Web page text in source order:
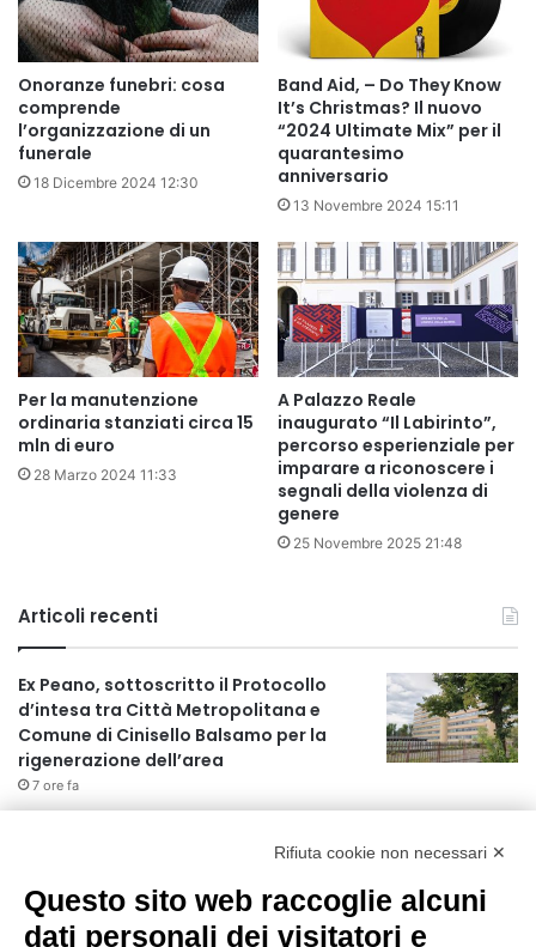
Onoranze funebri: cosa
comprende
l’organizzazione di un
funerale
18 Dicembre 2024 12:30
Band Aid, – Do They Know
It’s Christmas? Il nuovo
“2024 Ultimate Mix” per il
quarantesimo
anniversario
13 Novembre 2024 15:11
Per la manutenzione
ordinaria stanziati circa 15
mln di euro
28 Marzo 2024 11:33
A Palazzo Reale
inaugurato “Il Labirinto”,
percorso esperienziale per
imparare a riconoscere i
segnali della violenza di
genere
25 Novembre 2025 21:48
Articoli recenti
Ex Peano, sottoscritto il Protocollo
d’intesa tra Città Metropolitana e
Comune di Cinisello Balsamo per la
rigenerazione dell’area
7 ore fa
Ex mercato Selinunte, via libera alle
Rifiuta cookie non necessari ✕
Questo sito web raccoglie alcuni
dati personali dei visitatori e